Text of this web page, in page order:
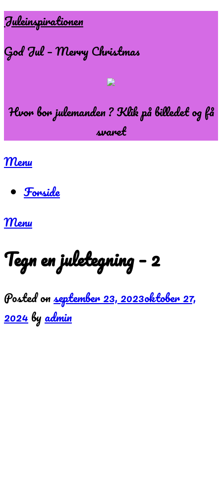
Skip
content
Juleinspirationen
God Jul – Merry Christmas
Hvor bor julemanden ? Klik på billedet og få
svaret
Menu
Forside
Menu
Tegn en juletegning – 2
Posted onseptember 23, 2023oktober 27,
2024 by admin